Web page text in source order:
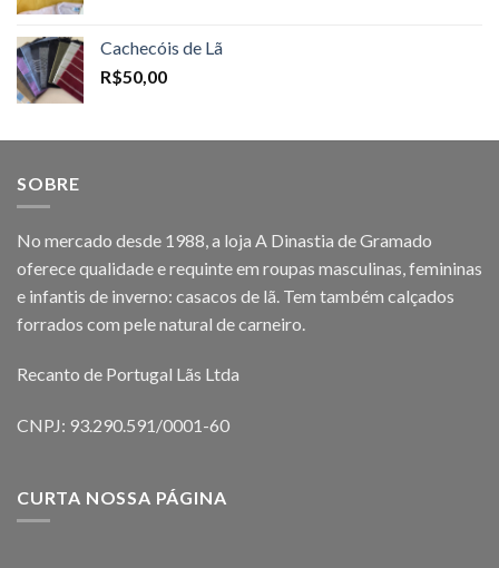
Cachecóis de Lã
R$50,00
SOBRE
No mercado desde 1988, a loja A Dinastia de Gramado
oferece qualidade e requinte em roupas masculinas, femininas
e infantis de inverno: casacos de lã. Tem também calçados
forrados com pele natural de carneiro.
Recanto de Portugal Lãs Ltda
CNPJ: 93.290.591/0001-60
CURTA NOSSA PÁGINA